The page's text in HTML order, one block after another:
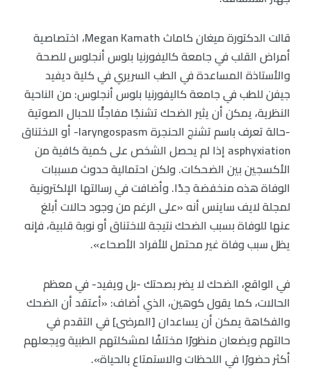
قالت الدكتورة ميغان كاماث Megan Kamath، اختصاصية
أمراض القلب في جامعة كاليفورنيا بلوس أنجلوس للصحة
والأستاذة المساعدة في الطب السريري في كلية ديفيد
جيفن للطب في جامعة كاليفورنيا بلوس أنجلوس: من الناحية
النظرية، يمكن أن يثير الضحك تشنجًا مفاجئًا للحبال الصوتية
-حالة تعرف باسم تشنج الحنجرة laryngospasm- أو الاختناق
asphyxiation إذا لم يحصل الشخص على كمية كافية من
الأكسجين بين الضحكات. ولكن احتمالية حدوث مسببات
الوفاة هذه منخفضة جدًا. وأضافت في رسالتها الإلكترونية
لمجلة لايف ساينس أنه «على الرغم من وجود حالات أبلغ
عنها للوفاة بسبب الضحك نتيجة للاختناق أو نوبة قلبية، فإنه
يظل سبب وفاة غير محتمل للأفراد الأصحاء».
في الواقع، الضحك لا يضر بصحتك -بل ويفيد- في معظم
الحالات، كما يقول كوهين، الذي أضاف: «أعتقد أن الضحك
والفكاهة يمكن أن يساعدان [المرضى] في التقدم في
حالتهم ويضعان منظورًا مختلفًا لمشكلتهم الطبية ويجعلهم
أكثر حضورًا في اللحظات والاستمتاع بالحياة».